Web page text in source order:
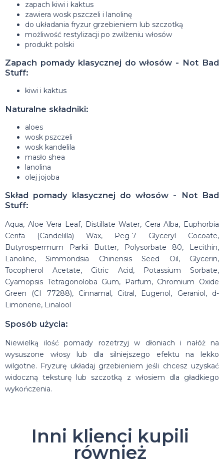
zapach kiwi i kaktus
zawiera wosk pszczeli i lanolinę
do układania fryzur grzebieniem lub szczotką
możliwość restylizacji po zwilżeniu włosów
produkt polski
Zapach pomady klasycznej do włosów - Not Bad
Stuff:
kiwi i kaktus
Naturalne składniki:
aloes
wosk pszczeli
wosk kandelila
masło shea
lanolina
olej jojoba
Skład pomady klasycznej do włosów - Not Bad
Stuff:
Aqua, Aloe Vera Leaf, Distillate Water, Cera Alba, Euphorbia
Cerifa (Candelilla) Wax, Peg-7 Glyceryl Cocoate,
Butyrospermum Parkii Butter, Polysorbate 80, Lecithin,
Lanoline, Simmondsia Chinensis Seed Oil, Glycerin,
Tocopherol Acetate, Citric Acid, Potassium Sorbate,
Cyamopsis Tetragonoloba Gum, Parfum, Chromium Oxide
Green (CI 77288), Cinnamal, Citral, Eugenol, Geraniol, d-
Limonene, Linalool
Sposób użycia:
Niewielką ilość pomady rozetrzyj w dłoniach i nałóż na
wysuszone włosy lub dla silniejszego efektu na lekko
wilgotne. Fryzurę układaj grzebieniem jeśli chcesz uzyskać
widoczną teksturę lub szczotką z włosiem dla gładkiego
wykończenia.
Inni klienci kupili
również